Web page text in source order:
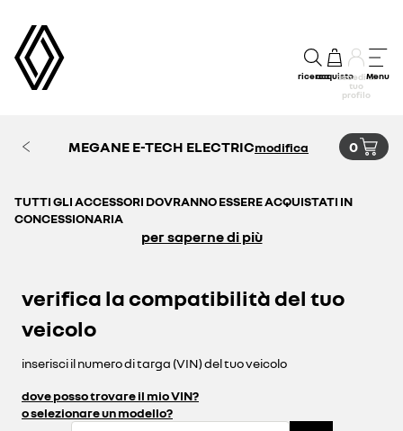
ricercaacquistoaccedi al
tuo
profilo
Menu
MEGANE E-TECH ELECTRICmodifica 0
TUTTI GLI ACCESSORI DOVRANNO ESSERE ACQUISTATI IN
CONCESSIONARIA
per saperne di più
verifica la compatibilità del tuo
veicolo
inserisci il numero di targa (VIN) del tuo veicolo
dove posso trovare il mio VIN?
o selezionare un modello?